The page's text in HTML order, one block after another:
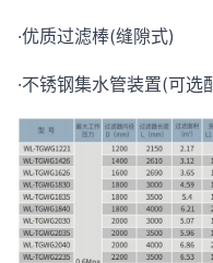
·优质过滤棒(缝隙式)
·不锈钢集水管装置(可选